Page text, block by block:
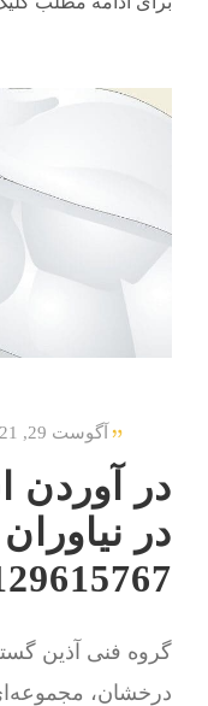
آگوست 29, 2021
در آوردن
در
درخشان، مجموعه‌ای